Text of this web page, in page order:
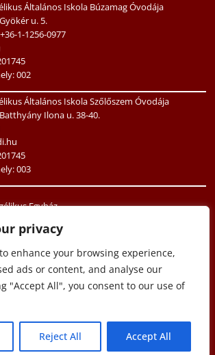
privacy
enhance your browsing experience,
ads or content, and analyse our
"Accept All", you consent to our use of
Reject All Accept All
Általános Iskola Búzamag Óvodája
u. 5.
1-1256-0977
002
Általános Iskola Szőlőszem Óvodája
Ilona u. 38-40.
003
Egyház
János Evangélikus Óvoda és Általános